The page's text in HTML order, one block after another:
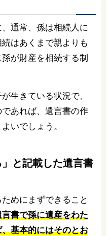
通常、孫は相続人に
はあくまで親よりも
が財産を相続する制
生きている状況で、
あれば、遺言書の作
いでしょう。
と記載した遺言書
めにまずできること
言書で孫に遺産をわた
基本的にはそのとお